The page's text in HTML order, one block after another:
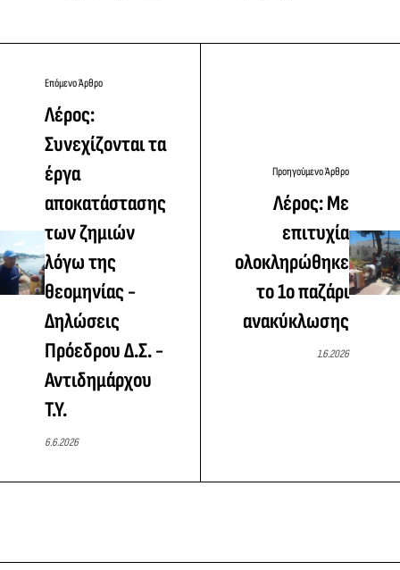
Επόμενο Άρθρο
Λέρος:
Συνεχίζονται τα
έργα
αποκατάστασης
των ζημιών
λόγω της
θεομηνίας -
Δηλώσεις
Πρόεδρου Δ.Σ. -
Αντιδημάρχου
Τ.Υ.
6.6.2026
Προηγούμενο Άρθρο
Λέρος: Με
επιτυχία
ολοκληρώθηκε
το 1ο παζάρι
ανακύκλωσης
1.6.2026